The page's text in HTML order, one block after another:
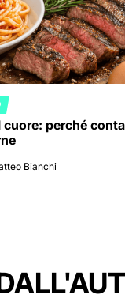
cuore: perché
Bianchi